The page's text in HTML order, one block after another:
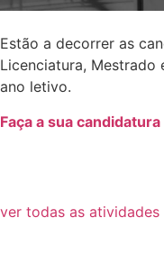
Estão a decorrer as
Licenciatura, Mestrado
ano letivo.
Faça a sua
ver todas as atividades